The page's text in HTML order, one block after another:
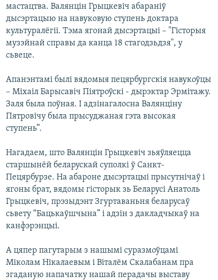
мастацтва. Валянцін Грыцкевіч абараніў
дысэртацыю на навуковую ступень доктара
культуралёгіі. Тэма ягонай дысэртацыі – "Гісторыя
музэйнай справы да канца 18 стагодзьдзя", у
сьвеце.
Апанэнтамі былі вядомыя пецярбургскія навукоўцы
– Міхаіл Барысавіч Піятроўскі - дырэктар Эрмітажу.
Заля была поўная. І адзінагалосна Валянціну
Пятровічу была прысуджаная гэта высокая
ступень”.
Нагадаем, што Валянцін Грыцкевіч зьяўляецца
старшынёй беларускай суполкі ў Санкт-
Пецярбурзе. На абароне дысэртацыі прысутнічаў і
ягоны брат, вядомы гісторык зь Беларусі Анатоль
Грыцкевіч, прэзыдэнт Згуртаваньня беларусаў
сьвету “Бацькаўшчына” і адзін з дакладчыкаў на
канфэрэнцыі.
А цяпер пагутарым з нашымі суразмоўцамі
Міколам Нікалаевым і Віталём Скалабанам пра
згаданую напачатку нашай перадачы выставу